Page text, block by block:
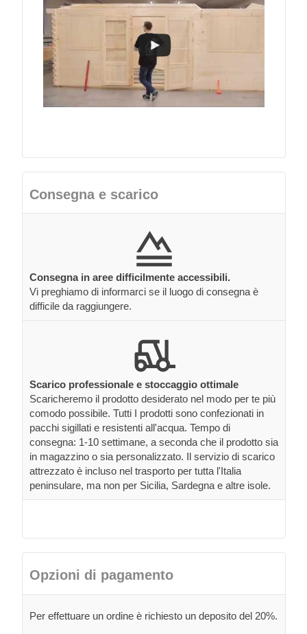
Consegna e scarico
Consegna in aree difficilmente accessibili.
Vi preghiamo di informarci se il luogo di consegna è
difficile da raggiungere.
Scarico professionale e stoccaggio ottimale
Scaricheremo il prodotto desiderato nel modo per te più
comodo possibile. Tutti I prodotti sono confezionati in
pacchi sigillati e resistenti all'acqua. Tempo di
consegna: 1-10 settimane, a seconda che il prodotto sia
in magazzino o sia personalizzato. Il servizio di scarico
attrezzato è incluso nel trasporto per tutta l'Italia
peninsulare, ma non per Sicilia, Sardegna e altre isole.
Opzioni di pagamento
Per effettuare un ordine è richiesto un deposito del 20%.